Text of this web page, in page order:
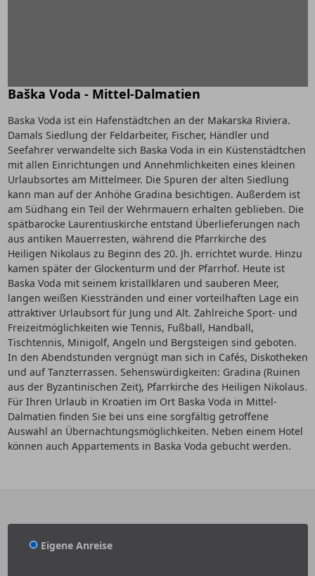
Baška Voda - Mittel-Dalmatien
Baska Voda ist ein Hafenstädtchen an der Makarska Riviera.
Damals Siedlung der Feldarbeiter, Fischer, Händler und
Seefahrer verwandelte sich Baska Voda in ein Küstenstädtchen
mit allen Einrichtungen und Annehmlichkeiten eines kleinen
Urlaubsortes am Mittelmeer. Die Spuren der alten Siedlung
kann man auf der Anhöhe Gradina besichtigen. Außerdem ist
am Südhang ein Teil der Wehrmauern erhalten geblieben. Die
spätbarocke Laurentiuskirche entstand Überlieferungen nach
aus antiken Mauerresten, während die Pfarrkirche des
Heiligen Nikolaus zu Beginn des 20. Jh. errichtet wurde. Hinzu
kamen später der Glockenturm und der Pfarrhof. Heute ist
Baska Voda mit seinem kristallklaren und sauberen Meer,
langen weißen Kiesstränden und einer vorteilhaften Lage ein
attraktiver Urlaubsort für Jung und Alt. Zahlreiche Sport- und
Freizeitmöglichkeiten wie Tennis, Fußball, Handball,
Tischtennis, Minigolf, Angeln und Bergsteigen sind geboten.
In den Abendstunden vergnügt man sich in Cafés, Diskotheken
und auf Tanzterrassen. Sehenswürdigkeiten: Gradina (Ruinen
aus der Byzantinischen Zeit), Pfarrkirche des Heiligen Nikolaus.
Für Ihren Urlaub in Kroatien im Ort Baska Voda in Mittel-
Dalmatien finden Sie bei uns eine sorgfältig getroffene
Auswahl an Übernachtungsmöglichkeiten. Neben einem Hotel
können auch Appartements in Baska Voda gebucht werden.
Eigene Anreise